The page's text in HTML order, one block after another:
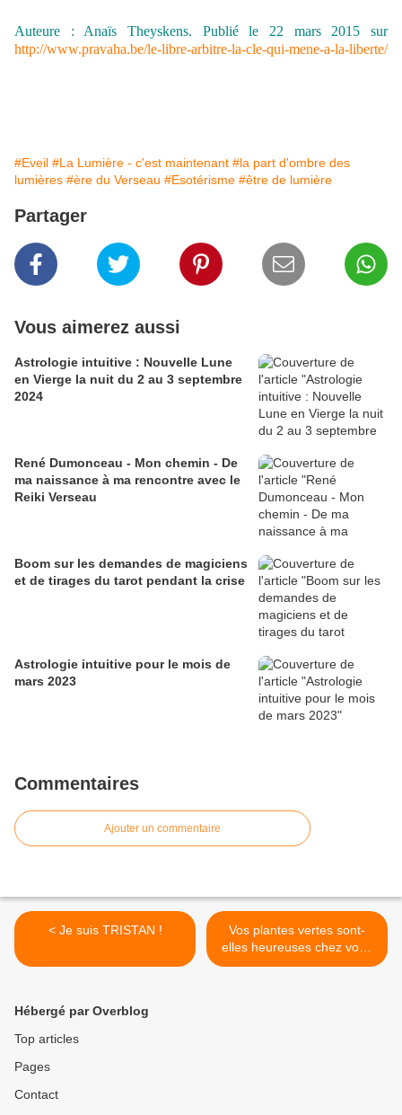
Auteure : Anaïs Theyskens. Publié le 22 mars 2015 sur
http://www.pravaha.be/le-libre-arbitre-la-cle-qui-mene-a-la-liberte/
#Eveil #La Lumière - c'est maintenant #la part d'ombre des
lumières #ère du Verseau #Esotérisme #être de lumière
Partager
Vous aimerez aussi
Astrologie intuitive : Nouvelle Lune
en Vierge la nuit du 2 au 3 septembre
2024
René Dumonceau - Mon chemin - De
ma naissance à ma rencontre avec le
Reiki Verseau
Boom sur les demandes de magiciens
et de tirages du tarot pendant la crise
Astrologie intuitive pour le mois de
mars 2023
Commentaires
Ajouter un commentaire
< Je suis TRISTAN !
Vos plantes vertes sont-
elles heureuses chez vous
? >
Hébergé par Overblog
Top articles
Pages
Contact